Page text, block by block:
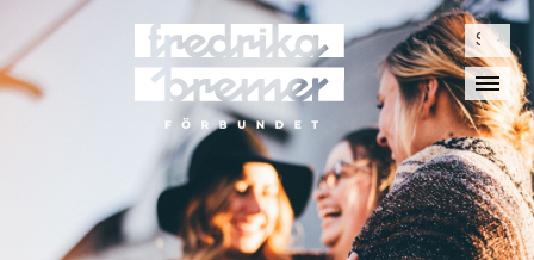
Sök
efter: